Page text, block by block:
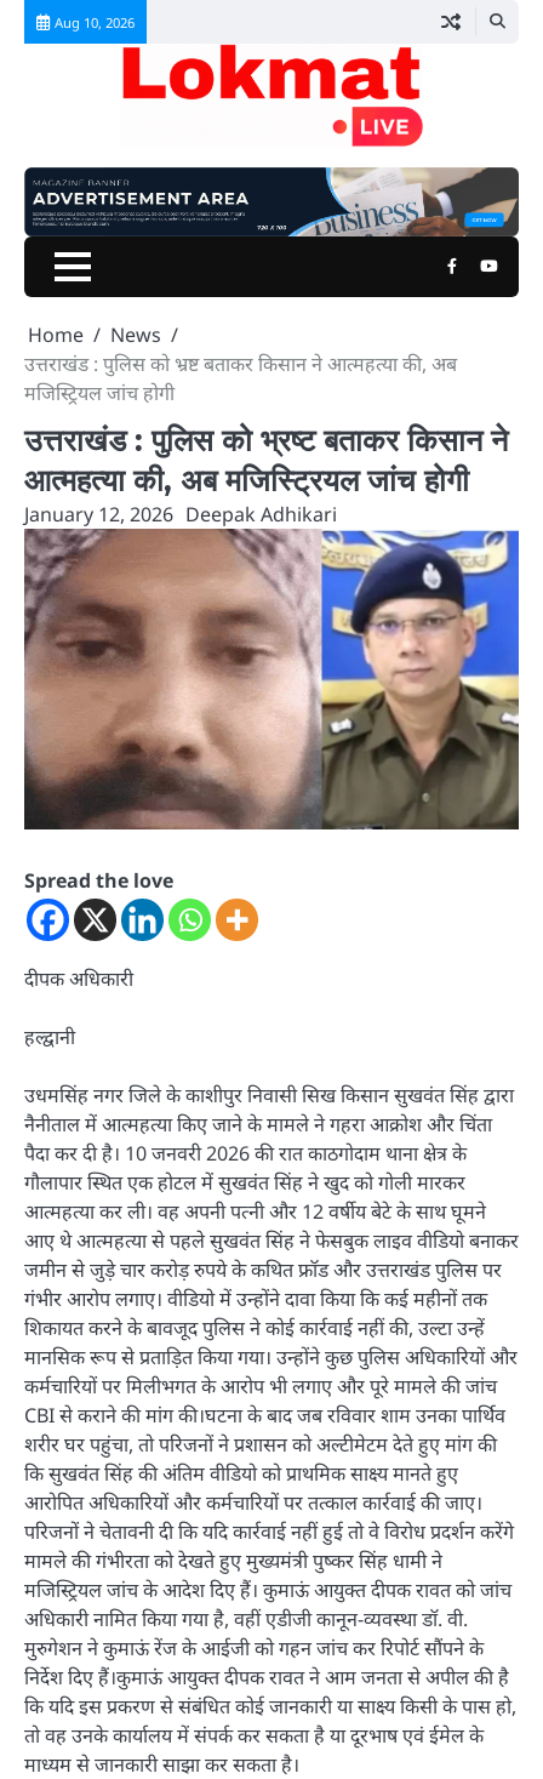
Skip
Aug 10, 2026
Facebook
Home
News
उत्तराखंड : पुलिस को भ्रष्ट बताकर किसान ने आत्महत्या की, अब
मजिस्ट्रियल जांच होगी
उत्तराखंड : पुलिस को भ्रष्ट बताकर किसान ने
आत्महत्या की, अब मजिस्ट्रियल जांच होगी
January 12, 2026 Deepak Adhikari
Spread the love
दीपक अधिकारी
हल्द्वानी
उधमसिंह नगर जिले के काशीपुर निवासी सिख किसान सुखवंत सिंह द्वारा
नैनीताल में आत्महत्या किए जाने के मामले ने गहरा आक्रोश और चिंता
पैदा कर दी है। 10 जनवरी 2026 की रात काठगोदाम थाना क्षेत्र के
गौलापार स्थित एक होटल में सुखवंत सिंह ने खुद को गोली मारकर
आत्महत्या कर ली। वह अपनी पत्नी और 12 वर्षीय बेटे के साथ घूमने
आए थे आत्महत्या से पहले सुखवंत सिंह ने फेसबुक लाइव वीडियो बनाकर
जमीन से जुड़े चार करोड़ रुपये के कथित फ्रॉड और उत्तराखंड पुलिस पर
गंभीर आरोप लगाए। वीडियो में उन्होंने दावा किया कि कई महीनों तक
शिकायत करने के बावजूद पुलिस ने कोई कार्रवाई नहीं की, उल्टा उन्हें
मानसिक रूप से प्रताड़ित किया गया। उन्होंने कुछ पुलिस अधिकारियों और
कर्मचारियों पर मिलीभगत के आरोप भी लगाए और पूरे मामले की जांच
CBI से कराने की मांग की।घटना के बाद जब रविवार शाम उनका पार्थिव
शरीर घर पहुंचा, तो परिजनों ने प्रशासन को अल्टीमेटम देते हुए मांग की
कि सुखवंत सिंह की अंतिम वीडियो को प्राथमिक साक्ष्य मानते हुए
आरोपित अधिकारियों और कर्मचारियों पर तत्काल कार्रवाई की जाए।
परिजनों ने चेतावनी दी कि यदि कार्रवाई नहीं हुई तो वे विरोध प्रदर्शन करेंगे
मामले की गंभीरता को देखते हुए मुख्यमंत्री पुष्कर सिंह धामी ने
मजिस्ट्रियल जांच के आदेश दिए हैं। कुमाऊं आयुक्त दीपक रावत को जांच
अधिकारी नामित किया गया है, वहीं एडीजी कानून-व्यवस्था डॉ. वी.
मुरुगेशन ने कुमाऊं रेंज के आईजी को गहन जांच कर रिपोर्ट सौंपने के
निर्देश दिए हैं।कुमाऊं आयुक्त दीपक रावत ने आम जनता से अपील की है
कि यदि इस प्रकरण से संबंधित कोई जानकारी या साक्ष्य किसी के पास हो,
तो वह उनके कार्यालय में संपर्क कर सकता है या दूरभाष एवं ईमेल के
माध्यम से जानकारी साझा कर सकता है।